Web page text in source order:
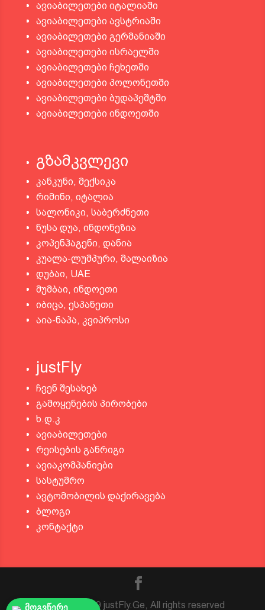
მოგვწერე
ავიაბილეთები იტალიაში
ავიაბილეთები ავსტრიაში
ავიაბილეთები გერმანიაში
ავიაბილეთები ისრაელში
ავიაბილეთები ჩეხეთში
ავიაბილეთები პოლონეთში
ავიაბილეთები ბუდაპეშტში
ავიაბილეთები ინდოეთში
გზამკვლევი
კანკუნი, მექსიკა
რიმინი, იტალია
სალონიკი, საბერძნეთი
ნუსა დუა, ინდონეზია
კოპენჰაგენი, დანია
კუალა-ლუმპური, მალაიზია
დუბაი, UAE
მუმბაი, ინდოეთი
იბიცა, ესპანეთი
აია-ნაპა, კვიპროსი
justFly
ჩვენ შესახებ
გამოყენების პირობები
ხ.დ.კ
ავიაბილეთები
რეისების განრიგი
ავიაკომპანიები
სასტუმრო
ავტომობილის დაქირავება
ბლოგი
კონტაქტი
© 2016 - 2019 justFly.Ge, All rights reserved